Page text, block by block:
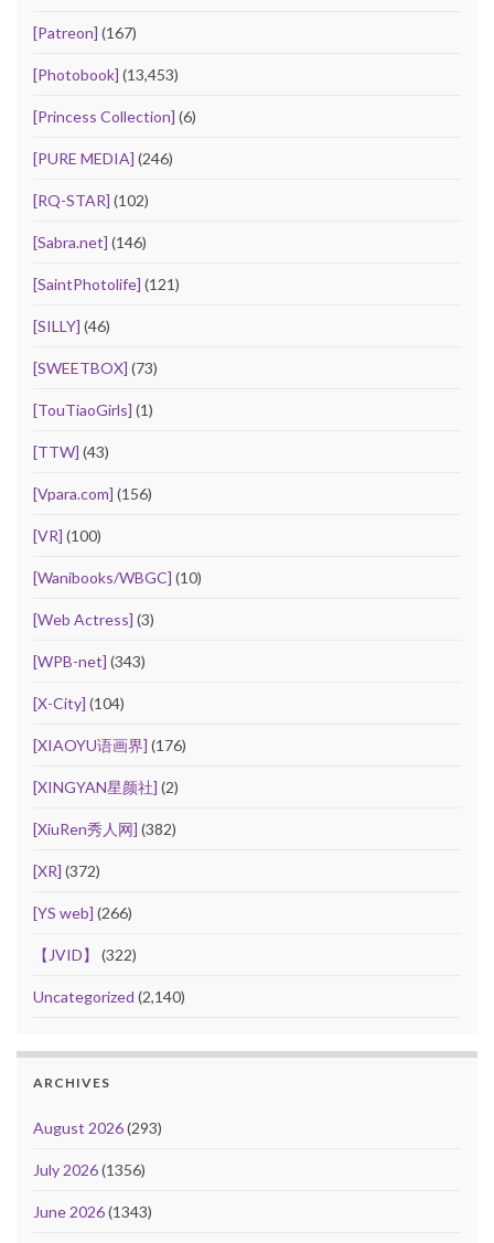
[Patreon] (167)
[Photobook] (13,453)
[Princess Collection] (6)
[PURE MEDIA] (246)
[RQ-STAR] (102)
[Sabra.net] (146)
[SaintPhotolife] (121)
[SILLY] (46)
[SWEETBOX] (73)
[TouTiaoGirls] (1)
[TTW] (43)
[Vpara.com] (156)
[VR] (100)
[Wanibooks/WBGC] (10)
[Web Actress] (3)
[WPB-net] (343)
[X-City] (104)
[XIAOYU语画界] (176)
[XINGYAN星颜社] (2)
[XiuRen秀人网] (382)
[XR] (372)
[YS web] (266)
【JVID】 (322)
Uncategorized (2,140)
ARCHIVES
August 2026(293)
July 2026(1356)
June 2026(1343)